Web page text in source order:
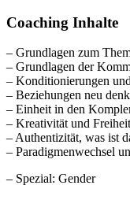
Coaching Inhalte
– Grundlagen zum
– Grundlagen der
– Konditionierungen
– Beziehungen neu
– Einheit in den
– Kreativität und Freiheit
– Authentizität, was ist
– Paradigmenwechsel
– Spezial: Gender